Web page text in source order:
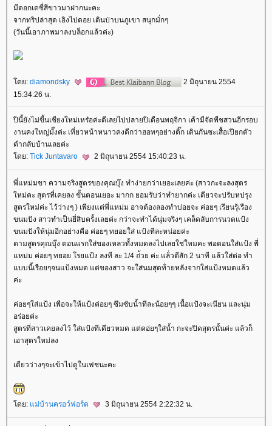
มีดอกเดซี่สีขาวมาฝากนะคะ
จากทริปล่าสุด เอิงไปดอย เดินป่าบนภูเขา สนุกมั่กๆ
(วันนี้เอาภาพมาลงบล็อกแล้วค่ะ)
ดย: diamondsky
2 มิถุนายน 2554
15:34:26 น.
ปีนี้ยังไม่ขี้นเชียงใหม่เหร๋อค่ะดีเลยไปปลายปีเดือนพฤจิกา เค้ามีจัดพืชสวนอีกรอบ
งานคงใหญ่มั๊งค่ะ เที่ยวหน้าหนาวคงดีกว่าฮอทๆอย่างติ๊ก เดินกันซะเสื้อเปียกตัว
ดำกลับบ้านเลยค่ะ
ดย: Tick Juntavaro 2 มิถุนายน 2554 15:40:23 น.
พี่แหม่มขา ความจริงสูตรของคุณบุ๊ง ทำง่ายกว่าเยอะเลยค่ะ (สาวกะจะลงสุตร
หม่คะ สุตรที่เคยลง ขั้นตอนเยอะ มากก ยอมรับว่าทำยากค่ะ เดียวจะปรับหปรุง
สูตรใหม่ค่ะ ไว้ว่างๆ ) เพียงแต่พี่แหม่ม อาจต้องลองทำบ่อยจะ ค่อยๆ เรียนรุ้เรือง
ขนมปัง สาวทำเป็นยี่สิบครั้งเลยค่ะ กว่าจะทำได้นุ่มจริงๆ เคล็ดลับการนวดแป้ง
ขนมปังให้นุ่มอีกอย่างคือ ค่อยๆ ทยอยใส่ แป้งทีละหน่อยค่ะ
ตามสูตรคุณบุ๊ง ตอนแรกใส่ของเหลวทั้งหมดลงไปเลยใช่ใหมคะ พอตอนใส่แป้ง พี่
หม่ม ค่อยๆ ทยอย โรยแป้ง ลงที ละ 1/4 ถ่้วย ค่ะ แล้่วตีสัก 2 นาที แล้วใส่ต่อ ทำ
บบนี้เรือยๆจนแป้งหมด แต่ของสาว จะใส่นมสุดท้่ายหลังจากใส่แป้งหมดแล้ว
ค่ะ
ค่อยๆใส่แป้ง เพือจะให้แป้งค่อยๆ ซึมซับน้ำทีละน้อยๆๆ เนื้อแป้งจะเนียน และนุ่ม
อร่อยค่ะ
สูตรที่สาวเคยลงไว้ ใส่แป้งทีเดียวหมด แต่คอ่ยๆใส่น้ำ กะจะปิดสุตรนั้นค่ะ แล้วก็
เอาสุตรใหม่ลง
เดียวว่างๆจะเข้าไปดูในเฟชนะคะ
ดย: ม่บ้านครอว์ฟอร์ด 3 มิถุนายน 2554 2:22:32 น.